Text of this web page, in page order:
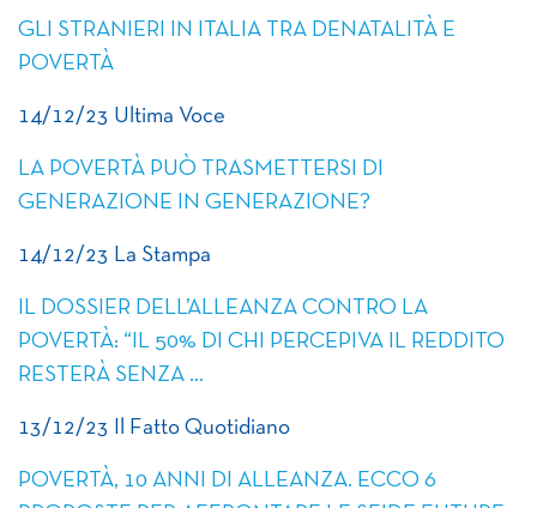
GLI STRANIERI IN ITALIA TRA DENATALITÀ E
POVERTÀ
14/12/23 Ultima Voce
LA POVERTÀ PUÒ TRASMETTERSI DI
GENERAZIONE IN GENERAZIONE?
14/12/23 La Stampa
IL DOSSIER DELL’ALLEANZA CONTRO LA
POVERTÀ: “IL 50% DI CHI PERCEPIVA IL REDDITO
RESTERÀ SENZA …
13/12/23 Il Fatto Quotidiano
POVERTÀ, 10 ANNI DI ALLEANZA. ECCO 6